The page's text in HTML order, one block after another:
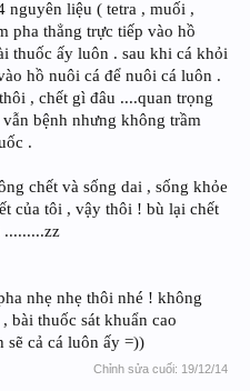
liệu ( tetra , muối ,
pha thẳng trực tiếp vào hồ
thuốc ấy luôn . sau khi cá khỏi
hồ nuôi cá để nuôi cá luôn .
, chết gì đâu ....quan trọng
bệnh nhưng không trầm
.
chết và sống dai , sống khỏe
của tôi , vậy thôi ! bù lại chết
.........zz
nhẹ nhẹ thôi nhé ! không
bài thuốc sát khuẩn cao
sẽ cả cá luôn ấy =))
Chỉnh sửa cuối: 19/12/14